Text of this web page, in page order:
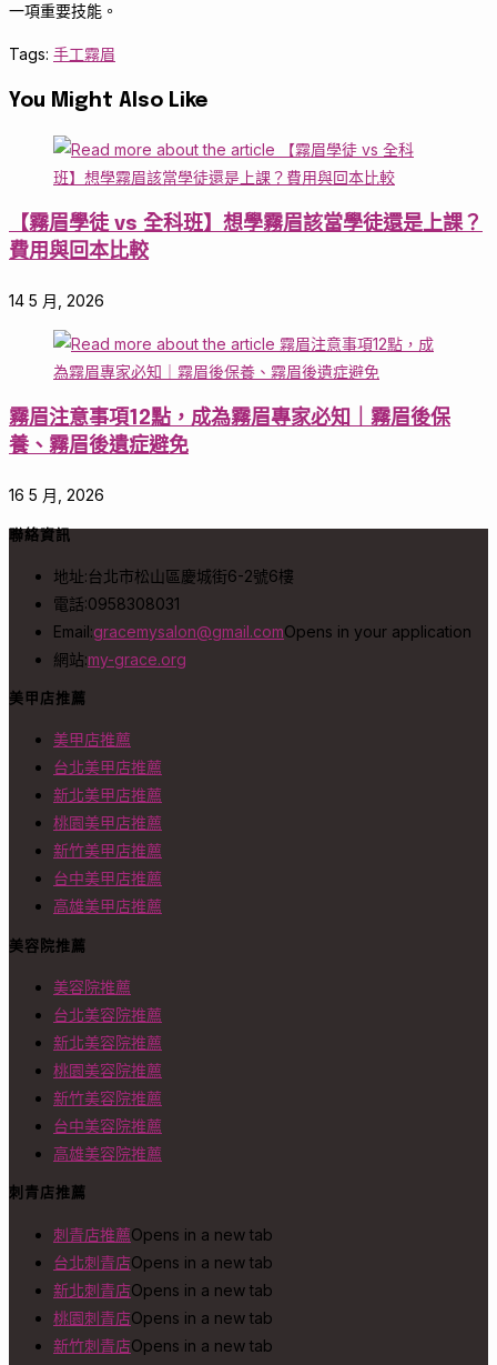
一項重要技能。
Tags: 手工霧眉
You Might Also Like
【霧眉學徒 vs 全科班】想學霧眉該當學徒還是上課？
費用與回本比較
14 5 月, 2026
霧眉注意事項12點，成為霧眉專家必知｜霧眉後保
養、霧眉後遺症避免
16 5 月, 2026
聯絡資訊
地址:台北市松山區慶城街6-2號6樓
電話:0958308031
Email:gracemysalon@gmail.comOpens in your application
網站:my-grace.org
美甲店推薦
美甲店推薦
台北美甲店推薦
新北美甲店推薦
桃園美甲店推薦
新竹美甲店推薦
台中美甲店推薦
高雄美甲店推薦
美容院推薦
美容院推薦
台北美容院推薦
新北美容院推薦
桃園美容院推薦
新竹美容院推薦
台中美容院推薦
高雄美容院推薦
刺青店推薦
刺青店推薦Opens in a new tab
台北刺青店Opens in a new tab
新北刺青店Opens in a new tab
桃園刺青店Opens in a new tab
新竹刺青店Opens in a new tab